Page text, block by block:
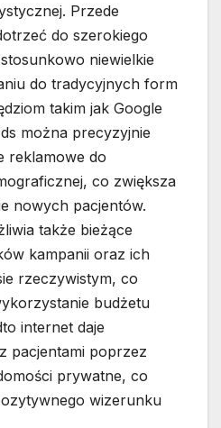
Przede
do szerokiego
niewielkie
do tradycyjnych form
takim jak Google
można precyzyjnie
reklamowe do
co zwiększa
nowych pacjentów.
także bieżące
kampanii oraz ich
rzeczywistym, co
budżetu
internet daje
pacjentami poprzez
prywatne, co
wizerunku